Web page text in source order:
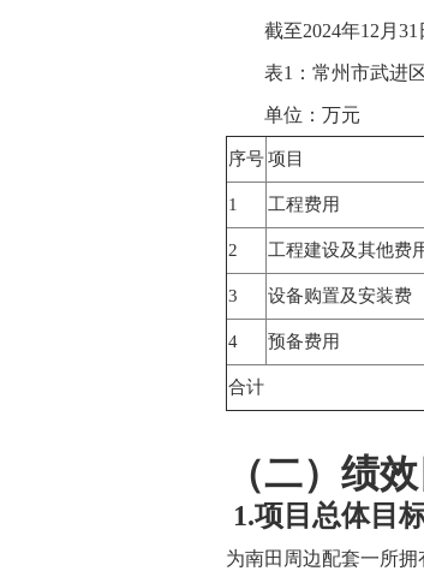
截至2024年12月
表1：常州市武进
单位：万元
序号项目
1 工程费用
2 工程建设及其他费
3 设备购置及安装费
4 预备费用
合计
（二）绩
1.项目总体目
为南田周边配套一所